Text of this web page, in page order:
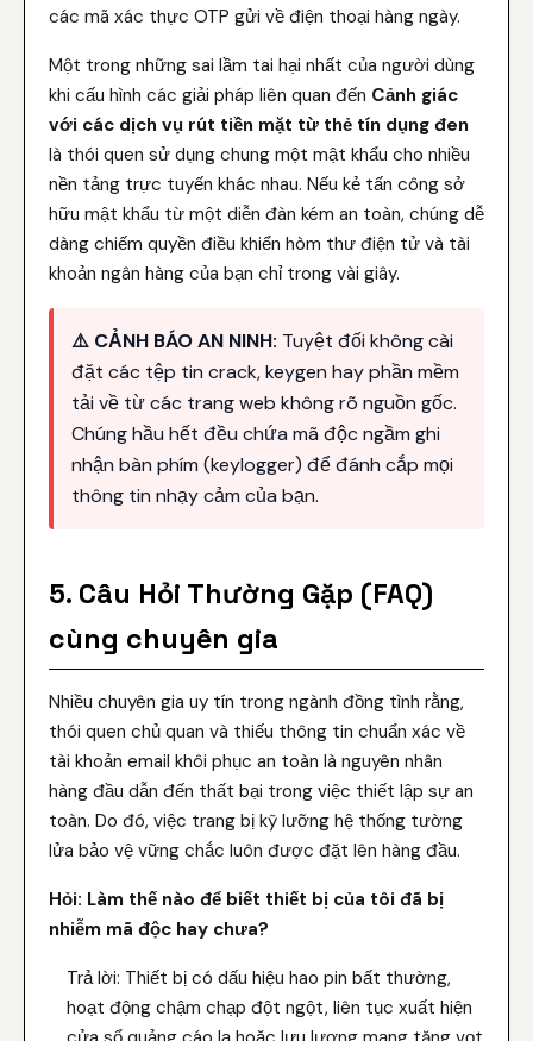
các mã xác thực OTP gửi về điện thoại hàng ngày.
Một trong những sai lầm tai hại nhất của người dùng
khi cấu hình các giải pháp liên quan đến Cảnh giác
với các dịch vụ rút tiền mặt từ thẻ tín dụng đen
là thói quen sử dụng chung một mật khẩu cho nhiều
nền tảng trực tuyến khác nhau. Nếu kẻ tấn công sở
hữu mật khẩu từ một diễn đàn kém an toàn, chúng dễ
dàng chiếm quyền điều khiển hòm thư điện tử và tài
khoản ngân hàng của bạn chỉ trong vài giây.
⚠️ CẢNH BÁO AN NINH: Tuyệt đối không cài
đặt các tệp tin crack, keygen hay phần mềm
tải về từ các trang web không rõ nguồn gốc.
Chúng hầu hết đều chứa mã độc ngầm ghi
nhận bàn phím (keylogger) để đánh cắp mọi
thông tin nhạy cảm của bạn.
5. Câu Hỏi Thường Gặp (FAQ)
cùng chuyên gia
Nhiều chuyên gia uy tín trong ngành đồng tình rằng,
thói quen chủ quan và thiếu thông tin chuẩn xác về
tài khoản email khôi phục an toàn là nguyên nhân
hàng đầu dẫn đến thất bại trong việc thiết lập sự an
toàn. Do đó, việc trang bị kỹ lưỡng hệ thống tường
lửa bảo vệ vững chắc luôn được đặt lên hàng đầu.
Hỏi: Làm thế nào để biết thiết bị của tôi đã bị
nhiễm mã độc hay chưa?
Trả lời: Thiết bị có dấu hiệu hao pin bất thường,
hoạt động chậm chạp đột ngột, liên tục xuất hiện